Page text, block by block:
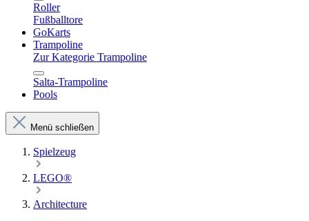
Roller
Fußballtore
GoKarts
Trampoline
Zur Kategorie Trampoline
Salta-Trampoline
Pools
Menü schließen
Spielzeug
LEGO®
Architecture